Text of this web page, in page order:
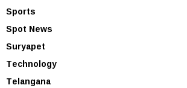
Sports
Spot News
Suryapet
Technology
Telangana